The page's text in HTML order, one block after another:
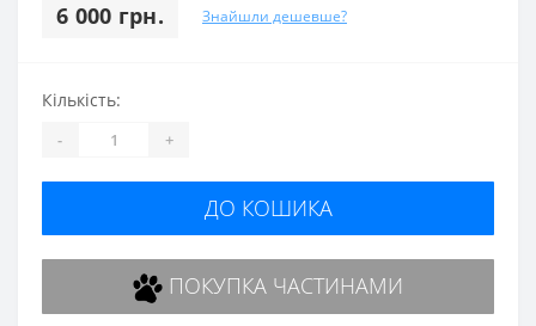
6 000 грн. Знайшли дешевше?
Кількість:
- +
ДО КОШИКА
ПОКУПКА ЧАСТИНАМИ